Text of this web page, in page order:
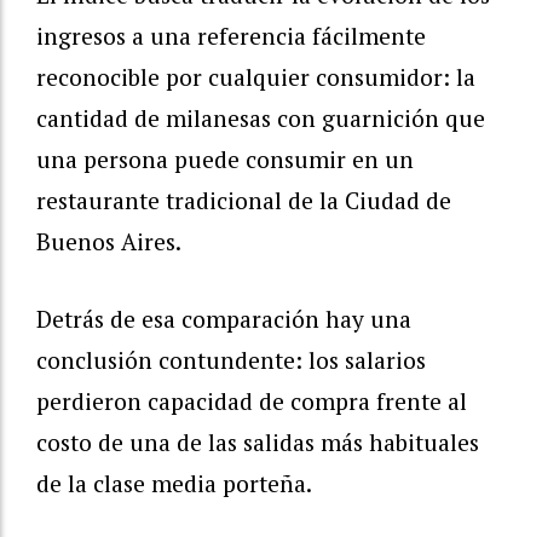
ingresos a una referencia fácilmente
reconocible por cualquier consumidor: la
cantidad de milanesas con guarnición que
una persona puede consumir en un
restaurante tradicional de la Ciudad de
Buenos Aires.
Detrás de esa comparación hay una
conclusión contundente: los salarios
perdieron capacidad de compra frente al
costo de una de las salidas más habituales
de la clase media porteña.